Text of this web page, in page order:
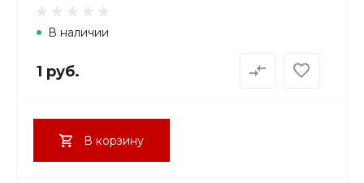
В наличии
1 руб.
В корзину